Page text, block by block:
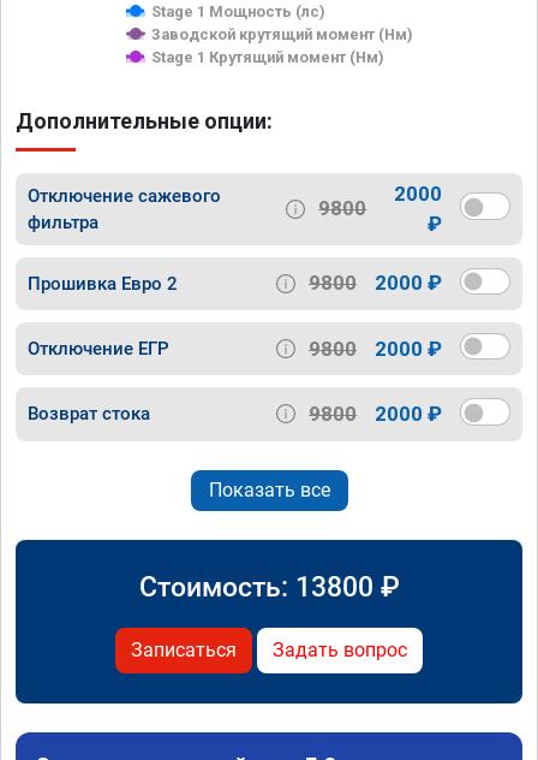
Stage 1 Мощность (лс)
Заводской крутящий момент (Нм)
Stage 1 Крутящий момент (Нм)
Дополнительные опции:
Отключение сажевого
фильтра
9800
2000
₽
Прошивка Евро 2 9800 2000 ₽
Отключение ЕГР 9800 2000 ₽
Возврат стока 9800 2000 ₽
Показать все
Стоимость: 13800 ₽
Записаться Задать вопрос